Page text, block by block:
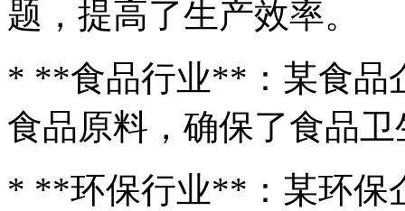
题，提高了生产效率。
* **食品行业**：某食品
食品原料，确保了食品
* **环保行业**：某环保